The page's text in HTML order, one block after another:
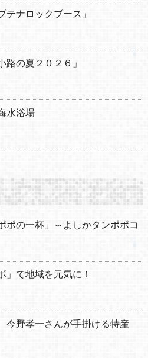
テナロックブース」
路の夏２０２６」
水浴場
ポの一杯」～よしかタンポポコ
」で地域を元気に！
野孝一さんが手掛ける特産